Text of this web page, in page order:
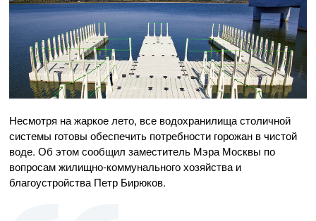
Несмотря на жаркое лето, все водохранилища столичной
системы готовы обеспечить потребности горожан в чистой
воде. Об этом сообщил заместитель Мэра Москвы по
вопросам жилищно-коммунального хозяйства и
благоустройства Петр Бирюков.